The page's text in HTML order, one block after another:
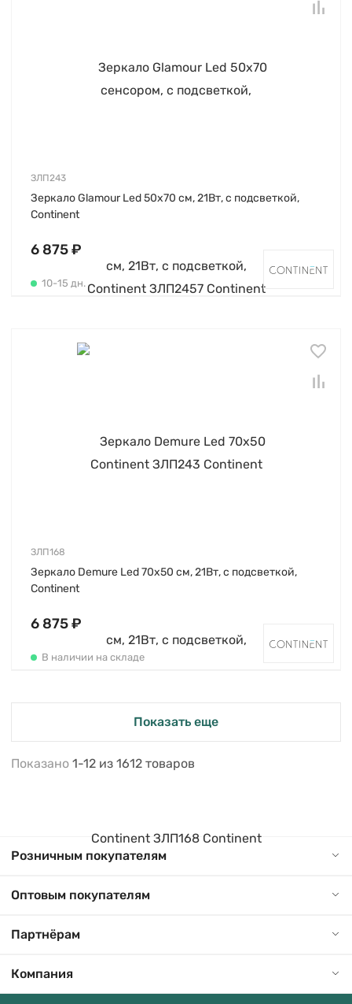
ЗЛП243
Зеркало Glamour Led 50х70 см, 21Вт, с подсветкой,
Continent
6 875 ₽
10-15 дн.
ЗЛП168
Зеркало Demure Led 70х50 см, 21Вт, с подсветкой,
Continent
6 875 ₽
В наличии на складе
Показать еще
Показано 1-12 из 1612 товаров
Розничным покупателям
Оптовым покупателям
Партнёрам
Компания